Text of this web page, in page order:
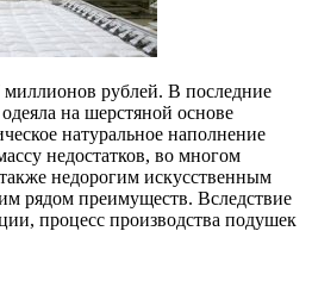
рублей. В последние
на шерстяной основе
натуральное наполнение
недостатков, во многом
недорогим искусственным
рядом преимуществ. Вследствие
процесс производства подушек